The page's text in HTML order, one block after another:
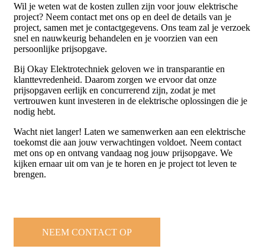
Wil je weten wat de kosten zullen zijn voor jouw elektrische
project? Neem contact met ons op en deel de details van je
project, samen met je contactgegevens. Ons team zal je verzoek
snel en nauwkeurig behandelen en je voorzien van een
persoonlijke prijsopgave.
Bij Okay Elektrotechniek geloven we in transparantie en
klanttevredenheid. Daarom zorgen we ervoor dat onze
prijsopgaven eerlijk en concurrerend zijn, zodat je met
vertrouwen kunt investeren in de elektrische oplossingen die je
nodig hebt.
Wacht niet langer! Laten we samenwerken aan een elektrische
toekomst die aan jouw verwachtingen voldoet. Neem contact
met ons op en ontvang vandaag nog jouw prijsopgave. We
kijken ernaar uit om van je te horen en je project tot leven te
brengen.
NEEM CONTACT OP